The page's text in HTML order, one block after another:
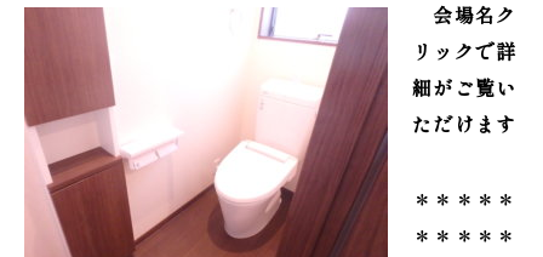
会場名ク
リックで詳
細がご覧い
ただけます
＊＊＊＊＊
＊＊＊＊＊